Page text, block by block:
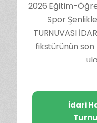
2026 Eğitim-
Spor
TURNUVASI
fikstürünün son
İdari